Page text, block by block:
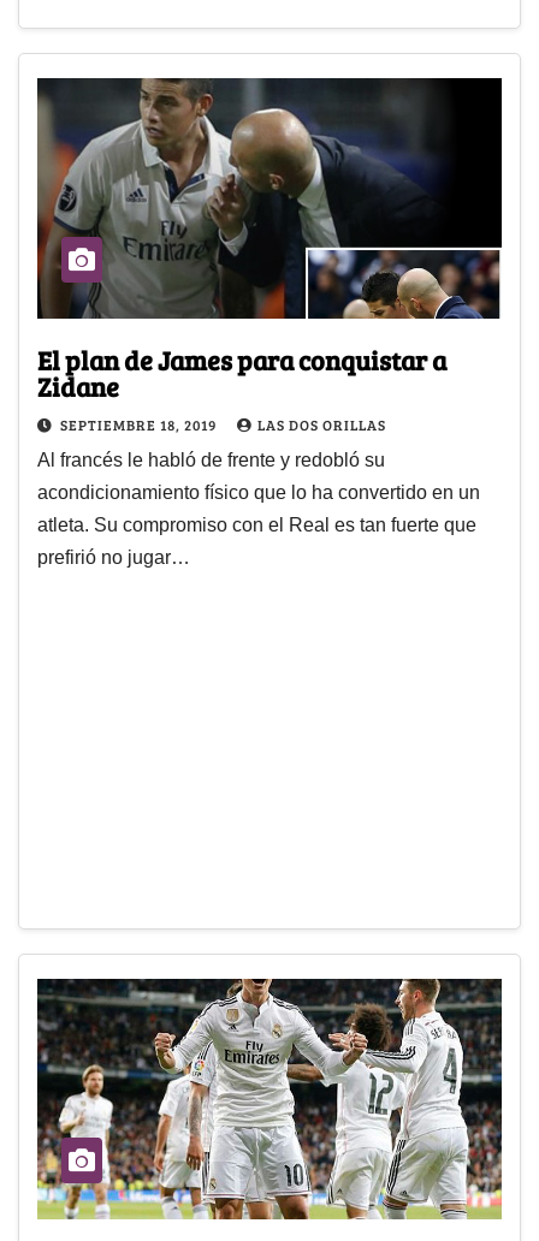
El plan de James para conquistar a
Zidane
SEPTIEMBRE 18, 2019 LAS DOS ORILLAS
Al francés le habló de frente y redobló su
acondicionamiento físico que lo ha convertido en un
atleta. Su compromiso con el Real es tan fuerte que
prefirió no jugar…